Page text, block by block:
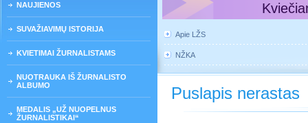
NAUJIENOS
SUVAŽIAVIMŲ ISTORIJA
KVIETIMAI ŽURNALISTAMS
NUOTRAUKA IŠ ŽURNALISTO
ALBUMO
MEDALIS „UŽ NUOPELNUS
ŽURNALISTIKAI“
Apie LŽS
NŽKA
Puslapis nerastas